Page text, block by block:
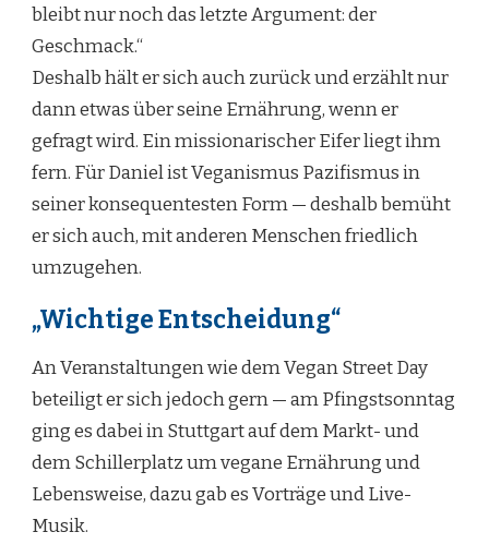
bleibt nur noch das letzte Argument: der
Geschmack.“
Deshalb hält er sich auch zurück und erzählt nur
dann etwas über seine Ernährung, wenn er
gefragt wird. Ein missionarischer Eifer liegt ihm
fern. Für Daniel ist Veganismus Pazifismus in
seiner konsequentesten Form — deshalb bemüht
er sich auch, mit anderen Menschen friedlich
umzugehen.
„Wichtige Entscheidung“
An Veranstaltungen wie dem Vegan Street Day
beteiligt er sich jedoch gern — am Pfingstsonntag
ging es dabei in Stuttgart auf dem Markt- und
dem Schillerplatz um vegane Ernährung und
Lebensweise, dazu gab es Vorträge und Live-
Musik.